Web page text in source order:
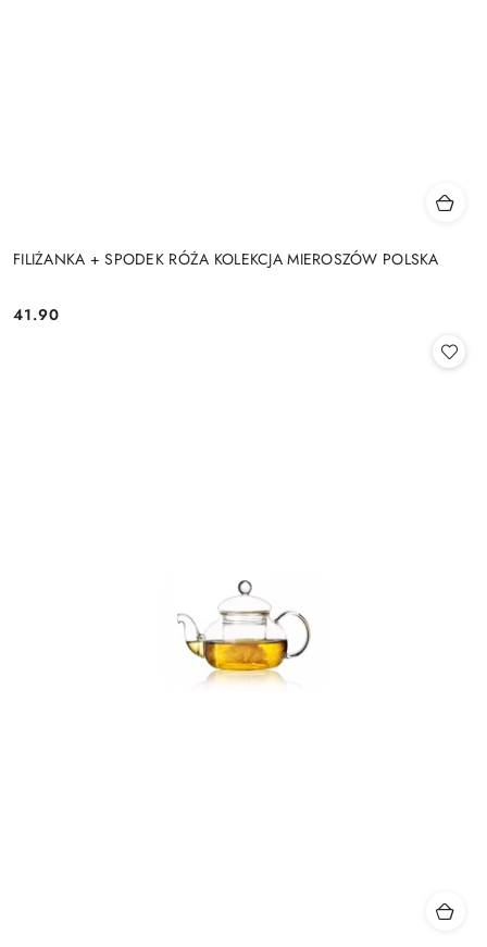
FILIŻANKA + SPODEK RÓŻA KOLEKCJA MIEROSZÓW POLSKA
Cena:
41.90